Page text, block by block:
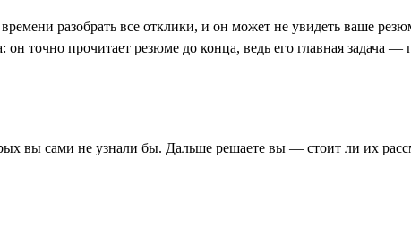
разобрать все отклики, и он может не увидеть ваше
точно прочитает резюме до конца, ведь его главная задача —
вы сами не узнали бы. Дальше решаете вы — стоит ли их